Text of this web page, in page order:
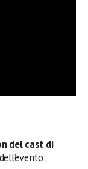
del cast di